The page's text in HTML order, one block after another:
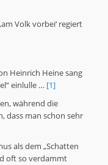
Volk vorbei‘ regiert
Heinrich Heine sang
einlulle … [1]
während die
dass man schon sehr
als dem „Schatten
oft so verdammt